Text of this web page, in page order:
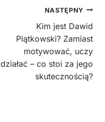
NASTĘPNY
Kim jest Dawid
Piątkowski? Zamiast
motywować, uczy
działać – co stoi za jego
skutecznością?